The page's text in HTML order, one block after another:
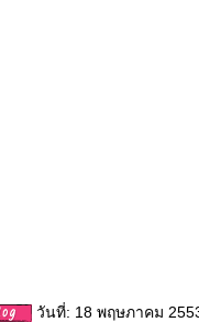
วันที่: 18 พฤษภาคม